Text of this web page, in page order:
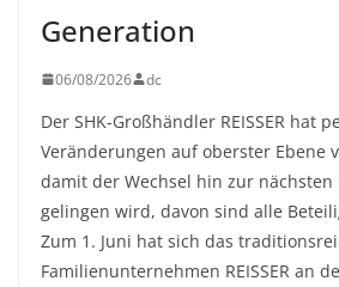
Generation
06/08/2026 dc
Der SHK-Großhändler REISSER hat
Veränderungen auf oberster Ebene
damit der Wechsel hin zur nächsten
gelingen wird, davon sind alle
Zum 1. Juni hat sich das
Familienunternehmen REISSER an